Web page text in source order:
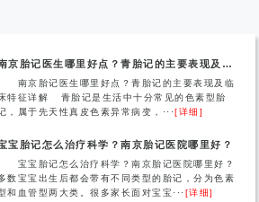
南京胎记医生哪里好点？青胎记的主要表现及临床特征详解
南京胎记医生哪里好点？青胎记的主要表现及临
特征详解 青胎记是生活中十分常见的色素型胎
，属于先天性真皮色素异常病变，···[详细]
宝胎记怎么治疗科学？南京胎记医院哪里好？
宝宝胎记怎么治疗科学？南京胎记医院哪里好？
数宝宝出生后都会带有不同类型的胎记，分为色素
和血管型两大类。很多家长面对宝宝···[详细]